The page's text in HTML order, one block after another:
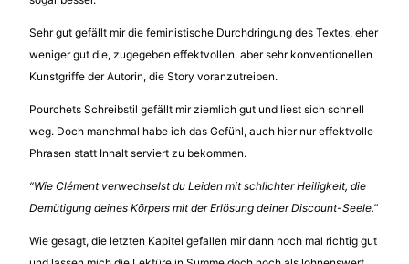
Sehr gut gefällt mir die feministische Durchdringung des Textes, eher
weniger gut die, zugegeben effektvollen, aber sehr konventionellen
Kunstgriffe der Autorin, die Story voranzutreiben.
Pourchets Schreibstil gefällt mir ziemlich gut und liest sich schnell
weg. Doch manchmal habe ich das Gefühl, auch hier nur effektvolle
Phrasen statt Inhalt serviert zu bekommen.
“Wie Clément verwechselst du Leiden mit schlichter Heiligkeit, die
Demütigung deines Körpers mit der Erlösung deiner Discount-Seele.”
Wie gesagt, die letzten Kapitel gefallen mir dann noch mal richtig gut